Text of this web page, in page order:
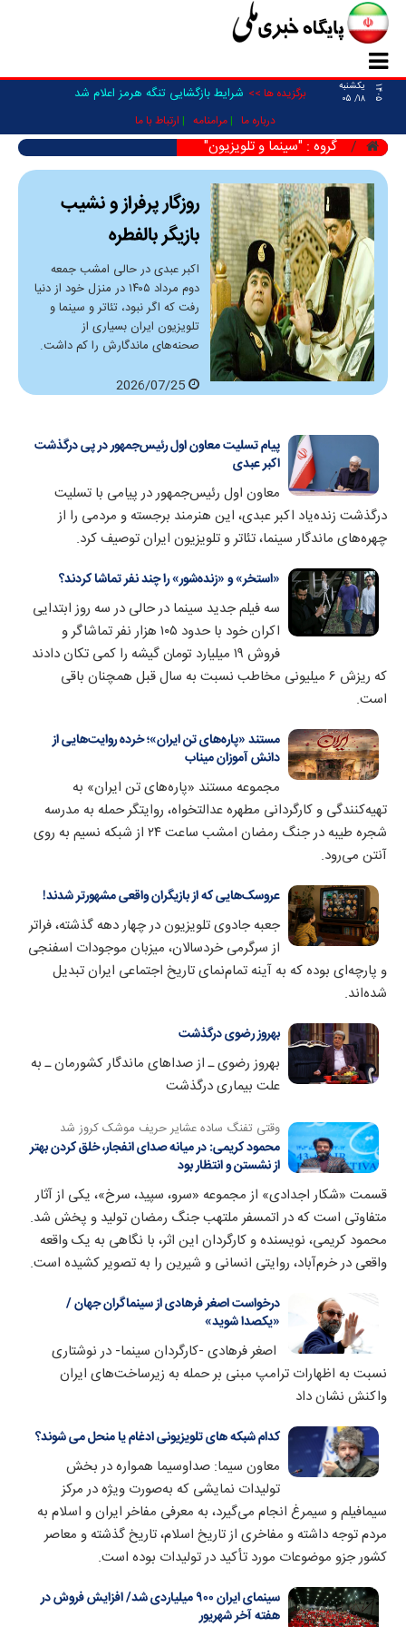
۱۴۰۵
یکشنبه
۱۸/ ۰۵
برگزیده ها >> شرایط بازگشایی تنگه هرمز اعلام شد
درباره ما مرامنامه ارتباط با ما
گروه : "سینما و تلویزیون"
روزگار پرفراز و نشیب
بازیگر بالفطره
اکبر عبدی در حالی امشب جمعه
دوم مرداد ۱۴۰۵ در منزل خود از دنیا
رفت که اگر نبود، تئاتر و سینما و
تلویزیون ایران بسیاری از
صحنه‌های ماندگارش را کم داشت.
2026/07/25
پیام تسلیت معاون اول رئیس‌جمهور در پی درگذشت
اکبر عبدی
معاون اول رئیس‌جمهور در پیامی با تسلیت
درگذشت زنده‌یاد اکبر عبدی، این هنرمند برجسته و مردمی را از
چهره‌های ماندگار سینما، تئاتر و تلویزیون ایران توصیف کرد.
«استخر» و «زنده‌شور» را چند نفر تماشا کردند؟
سه فیلم جدید سینما در حالی در سه روز ابتدایی
اکران خود با حدود ۱۰۵ هزار نفر تماشاگر و
فروش ۱۹ میلیارد تومان گیشه را کمی تکان دادند
که ریزش ۶ میلیونی مخاطب نسبت به سال قبل همچنان باقی
است.
مستند «پاره‌های تن ایران»؛ خرده روایت‌هایی از
دانش آموزان میناب
مجموعه مستند «پاره‌های تن ایران» به
تهیه‌کنندگی و کارگردانی مطهره عدالتخواه، روایتگر حمله به مدرسه
شجره طیبه در جنگ رمضان امشب ساعت ۲۴ از شبکه نسیم به روی
آنتن می‌رود.
عروسک‌هایی که از بازیگران واقعی مشهورتر شدند!
جعبه جادوی تلویزیون در چهار دهه گذشته، فراتر
از سرگرمی خردسالان، میزبان موجودات اسفنجی
و پارچه‌ای بوده که به آینه تمام‌نمای تاریخ اجتماعی ایران تبدیل
شده‌اند.
بهروز رضوی درگذشت
بهروز رضوی ـ از صداهای ماندگار کشورمان ـ به
علت بیماری درگذشت
وقتی تفنگ ساده عشایر حریف موشک کروز شد
محمود کریمی: در میانه صدای انفجار، خلق کردن بهتر
از نشستن و انتظار بود
قسمت «شکار اجدادی» از مجموعه «سرو، سپید، سرخ»، یکی از آثار
متفاوتی است که در اتمسفر ملتهب جنگ رمضان تولید و پخش شد.
محمود کریمی، نویسنده و کارگردان این اثر، با نگاهی به یک واقعه
واقعی در خرم‌آباد، روایتی انسانی و شیرین را به تصویر کشیده است.
درخواست اصغر فرهادی از سینماگران جهان /
«یکصدا شوید»
اصغر فرهادی -کارگردان سینما- در نوشتاری
نسبت به اظهارات ترامپ مبنی بر حمله به زیرساخت‌های ایران
واکنش نشان داد
کدام شبکه های تلویزیونی ادغام یا منحل می شوند؟
معاون سیما: صداوسیما همواره در بخش
تولیدات نمایشی که به‌صورت ویژه در مرکز
سیمافیلم و سیمرغ انجام می‌گیرد، به معرفی مفاخر ایران و اسلام به
مردم توجه داشته و مفاخری از تاریخ اسلام، تاریخ گذشته و معاصر
کشور جزو موضوعات مورد تأکید در تولیدات بوده است.
سینمای ایران ۹۰۰ میلیاردی شد/ افزایش فروش در
هفته آخر شهریور